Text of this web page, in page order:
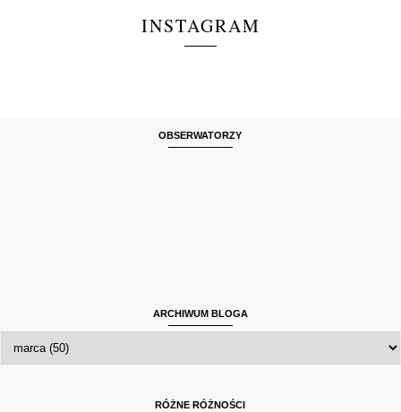
INSTAGRAM
OBSERWATORZY
ARCHIWUM BLOGA
RÓŻNE RÓŻNOŚCI